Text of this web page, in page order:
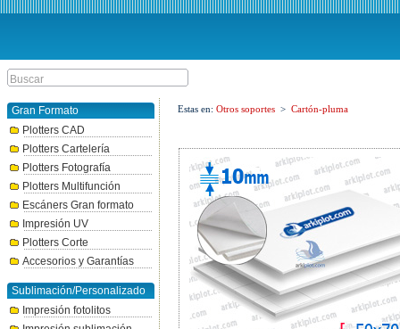
Gran Formato
Plotters CAD
Plotters Cartelería
Plotters Fotografía
Plotters Multifunción
Escáners Gran formato
Impresión UV
Plotters Corte
Accesorios y Garantías
Sublimación/Personalizado
Impresión fotolitos
Estas en: Otros soportes > Cartón-pluma